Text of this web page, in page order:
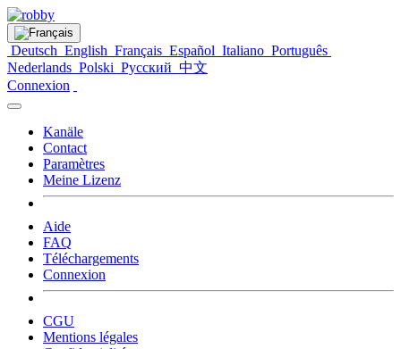
Deutsch English Français Español Italiano Português
Nederlands Polski Русский 中文
Connexion
Kanäle
Contact
Paramètres
Meine Lizenz
Aide
FAQ
Téléchargements
Connexion
CGU
Mentions légales